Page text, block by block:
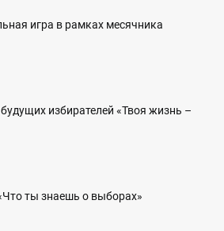
игра в рамках месячника
избирателей «Твоя жизнь –
ты знаешь о выборах»